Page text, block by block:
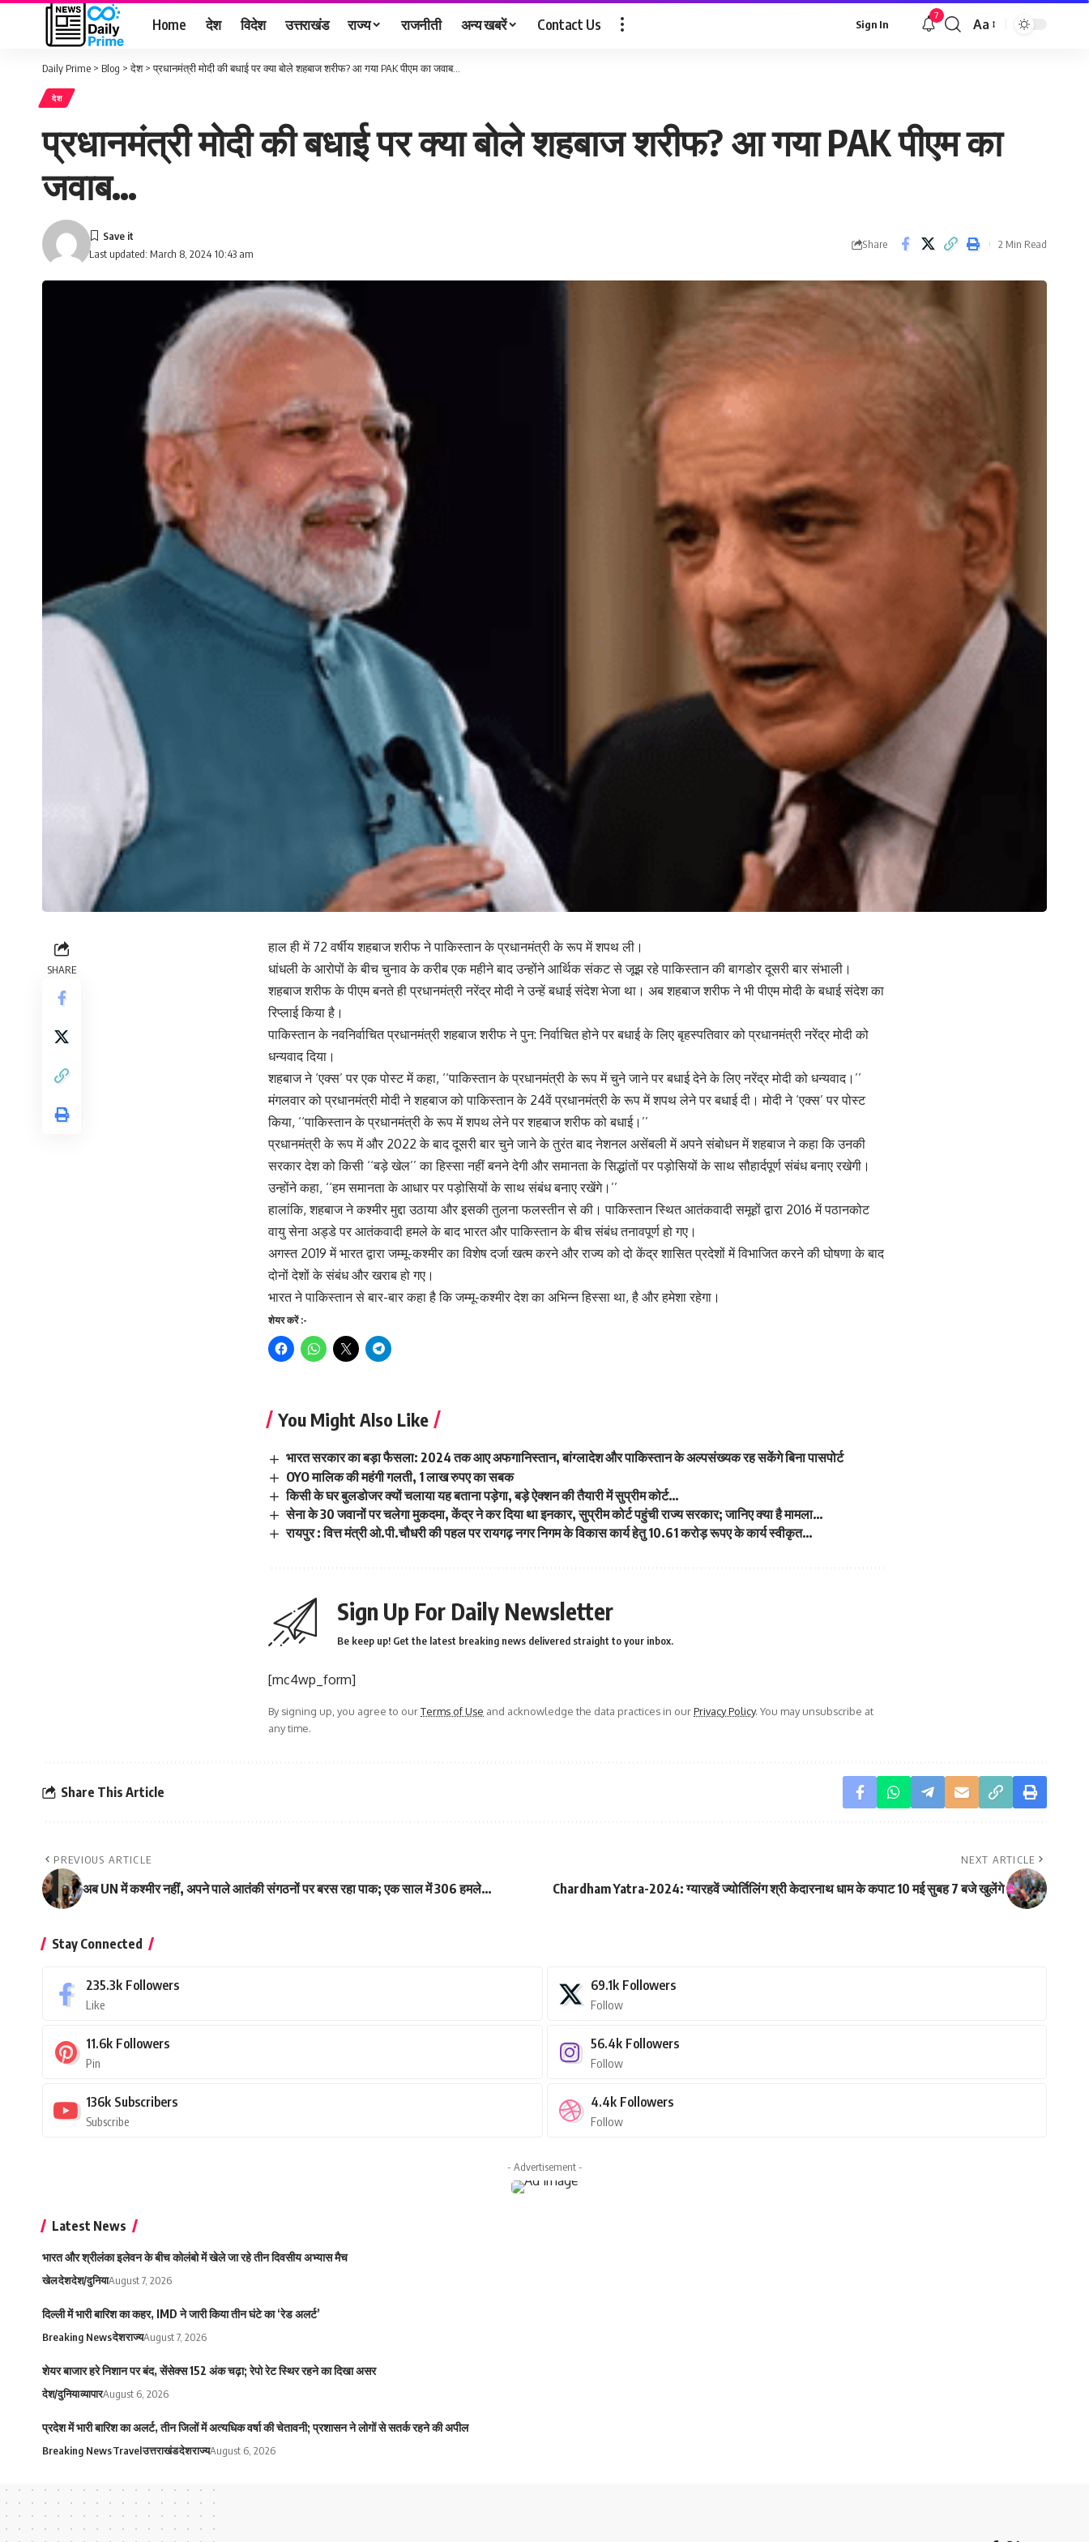
Home देश विदेश उत्तराखंड राज्य राजनीती अन्य खबरें Contact Us Sign In
7
Font
Aa
Daily Prime > Blog >देश>प्रधानमंत्री मोदी की बधाई पर क्या बोले शहबाज शरीफ? आ गया PAK पीएम का जवाब…
देश
प्रधानमंत्री मोदी की बधाई पर क्या बोले शहबाज शरीफ? आ गया PAK पीएम का
जवाब…
Last updated: March 8, 2024 10:43 am
Share 2 Min Read
SHARE
हाल ही में 72 वर्षीय शहबाज शरीफ ने पाकिस्तान के प्रधानमंत्री के रूप में शपथ ली।
धांधली के आरोपों के बीच चुनाव के करीब एक महीने बाद उन्होंने आर्थिक संकट से जूझ रहे पाकिस्तान की बागडोर दूसरी बार संभाली।
शहबाज शरीफ के पीएम बनते ही प्रधानमंत्री नरेंद्र मोदी ने उन्हें बधाई संदेश भेजा था। अब शहबाज शरीफ ने भी पीएम मोदी के बधाई संदेश का
रिप्लाई किया है।
पाकिस्तान के नवनिर्वाचित प्रधानमंत्री शहबाज शरीफ ने पुन: निर्वाचित होने पर बधाई के लिए बृहस्पतिवार को प्रधानमंत्री नरेंद्र मोदी को
धन्यवाद दिया।
शहबाज ने ‘एक्स’ पर एक पोस्ट में कहा, ‘‘पाकिस्तान के प्रधानमंत्री के रूप में चुने जाने पर बधाई देने के लिए नरेंद्र मोदी को धन्यवाद।’’
मंगलवार को प्रधानमंत्री मोदी ने शहबाज को पाकिस्तान के 24वें प्रधानमंत्री के रूप में शपथ लेने पर बधाई दी। मोदी ने ‘एक्स’ पर पोस्ट
किया, ‘‘पाकिस्तान के प्रधानमंत्री के रूप में शपथ लेने पर शहबाज शरीफ को बधाई।’’
प्रधानमंत्री के रूप में और 2022 के बाद दूसरी बार चुने जाने के तुरंत बाद नेशनल असेंबली में अपने संबोधन में शहबाज ने कहा कि उनकी
सरकार देश को किसी ‘‘बड़े खेल’’ का हिस्सा नहीं बनने देगी और समानता के सिद्धांतों पर पड़ोसियों के साथ सौहार्दपूर्ण संबंध बनाए रखेगी।
उन्होंने कहा, ‘‘हम समानता के आधार पर पड़ोसियों के साथ संबंध बनाए रखेंगे।’’
हालांकि, शहबाज ने कश्मीर मुद्दा उठाया और इसकी तुलना फलस्तीन से की। पाकिस्तान स्थित आतंकवादी समूहों द्वारा 2016 में पठानकोट
वायु सेना अड्डे पर आतंकवादी हमले के बाद भारत और पाकिस्तान के बीच संबंध तनावपूर्ण हो गए।
अगस्त 2019 में भारत द्वारा जम्मू-कश्मीर का विशेष दर्जा खत्म करने और राज्य को दो केंद्र शासित प्रदेशों में विभाजित करने की घोषणा के बाद
दोनों देशों के संबंध और खराब हो गए।
भारत ने पाकिस्तान से बार-बार कहा है कि जम्मू-कश्मीर देश का अभिन्न हिस्सा था, है और हमेशा रहेगा।
शेयर करें :-
You Might Also Like
भारत सरकार का बड़ा फैसला: 2024 तक आए अफगानिस्तान, बांग्लादेश और पाकिस्तान के अल्पसंख्यक रह सकेंगे बिना पासपोर्ट
OYO मालिक की महंगी गलती, 1 लाख रुपए का सबक
किसी के घर बुलडोजर क्यों चलाया यह बताना पड़ेगा, बड़े ऐक्शन की तैयारी में सुप्रीम कोर्ट…
सेना के 30 जवानों पर चलेगा मुकदमा, केंद्र ने कर दिया था इनकार, सुप्रीम कोर्ट पहुंची राज्य सरकार; जानिए क्या है मामला…
रायपुर : वित्त मंत्री ओ.पी.चौधरी की पहल पर रायगढ़ नगर निगम के विकास कार्य हेतु 10.61 करोड़ रूपए के कार्य स्वीकृत…
Sign Up For Daily Newsletter
Be keep up! Get the latest breaking news delivered straight to your inbox.
[mc4wp_form]
By signing up, you agree to ourTerms of Use and acknowledge the data practices in ourPrivacy Policy. You may unsubscribe at
any time.
Share This Article
PREVIOUS ARTICLE
अब UN में कश्मीर नहीं, अपने पाले आतंकी संगठनों पर बरस रहा पाक; एक साल में 306 हमले…
NEXT ARTICLE
Chardham Yatra-2024: ग्यारहवें ज्योर्तिलिंग श्री केदारनाथ धाम के कपाट 10 मई सुबह 7 बजे खुलेंगे
Stay Connected
235.3k Followers
Like
69.1k Followers
Follow
11.6k Followers
Pin
56.4k Followers
Follow
136k Subscribers
Subscribe
4.4k Followers
Follow
- Advertisement -
Latest News
भारत और श्रीलंका इलेवन के बीच कोलंबो में खेले जा रहे तीन दिवसीय अभ्यास मैच
खेलदेशदेश/दुनियाAugust 7, 2026
दिल्ली में भारी बारिश का कहर, IMD ने जारी किया तीन घंटे का ‘रेड अलर्ट’
Breaking Newsदेशराज्यAugust 7, 2026
शेयर बाजार हरे निशान पर बंद, सेंसेक्स 152 अंक चढ़ा; रेपो रेट स्थिर रहने का दिखा असर
देश/दुनियाव्यापारAugust 6, 2026
प्रदेश में भारी बारिश का अलर्ट, तीन जिलों में अत्यधिक वर्षा की चेतावनी; प्रशासन ने लोगों से सतर्क रहने की अपील
Breaking NewsTravelउत्तराखंडदेशराज्यAugust 6, 2026